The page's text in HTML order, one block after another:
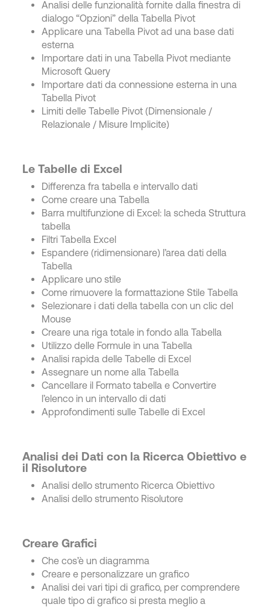
Analisi delle funzionalità fornite dalla finestra di
dialogo “Opzioni” della Tabella Pivot
Applicare una Tabella Pivot ad una base dati
esterna
Importare dati in una Tabella Pivot mediante
Microsoft Query
Importare dati da connessione esterna in una
Tabella Pivot
Limiti delle Tabelle Pivot (Dimensionale /
Relazionale / Misure Implicite)
Le Tabelle di Excel
Differenza fra tabella e intervallo dati
Come creare una Tabella
Barra multifunzione di Excel: la scheda Struttura
tabella
Filtri Tabella Excel
Espandere (ridimensionare) l’area dati della
Tabella
Applicare uno stile
Come rimuovere la formattazione Stile Tabella
Selezionare i dati della tabella con un clic del
Mouse
Creare una riga totale in fondo alla Tabella
Utilizzo delle Formule in una Tabella
Analisi rapida delle Tabelle di Excel
Assegnare un nome alla Tabella
Cancellare il Formato tabella e Convertire
l’elenco in un intervallo di dati
Approfondimenti sulle Tabelle di Excel
Analisi dei Dati con la Ricerca Obiettivo e
il Risolutore
Analisi dello strumento Ricerca Obiettivo
Analisi dello strumento Risolutore
Creare Grafici
Che cos’è un diagramma
Creare e personalizzare un grafico
Analisi dei vari tipi di grafico, per comprendere
quale tipo di grafico si presta meglio a